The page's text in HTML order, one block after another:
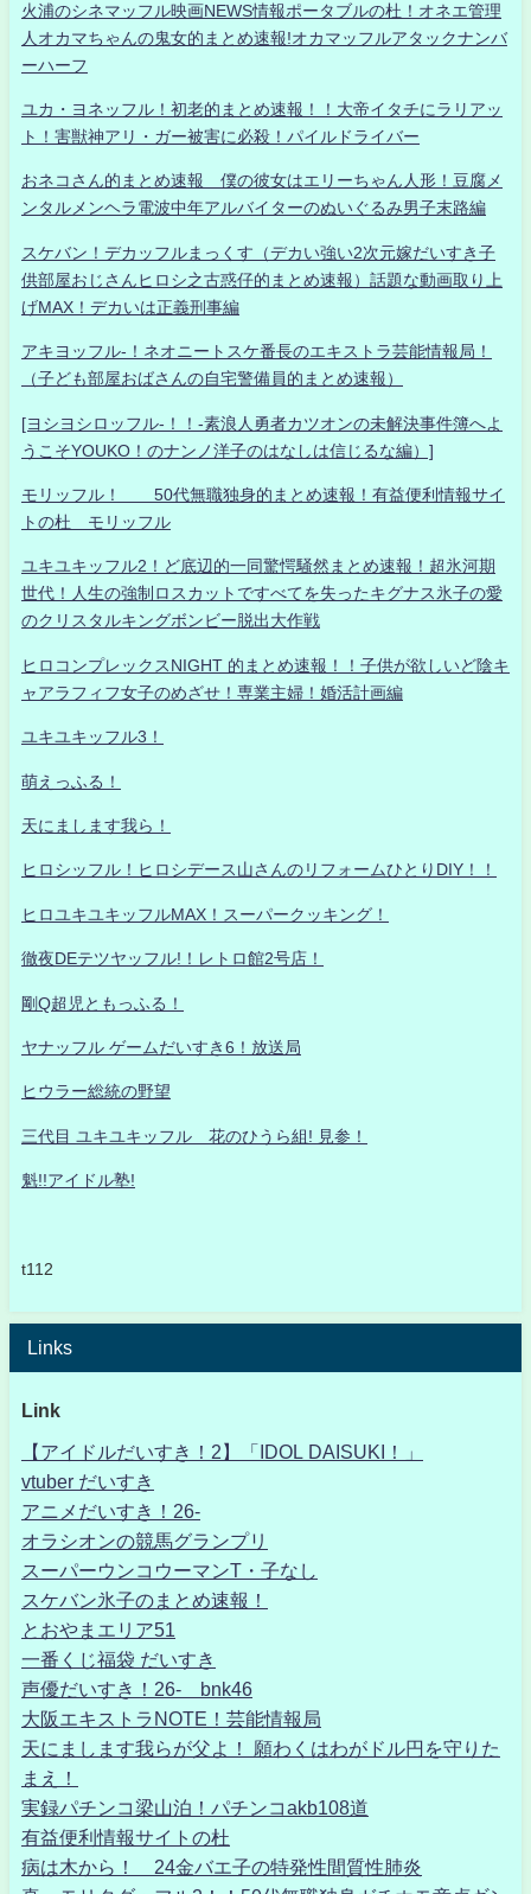
火浦のシネマッフル映画NEWS情報ポータブルの杜！オネエ管理
人オカマちゃんの鬼女的まとめ速報!オカマッフルアタックナンバ
ーハーフ
ユカ・ヨネッフル！初老的まとめ速報！！大帝イタチにラリアッ
ト！害獣神アリ・ガー被害に必殺！パイルドライバー
おネコさん的まとめ速報 僕の彼女はエリーちゃん人形！豆腐メ
ンタルメンヘラ電波中年アルバイターのぬいぐるみ男子末路編
スケバン！デカッフルまっくす（デカい強い2次元嫁だいすき子
供部屋おじさんヒロシ之古惑仔的まとめ速報）話題な動画取り上
げMAX！デカいは正義刑事編
アキヨッフル-！ネオニートスケ番長のエキストラ芸能情報局！
（子ども部屋おばさんの自宅警備員的まとめ速報）
[ヨシヨシロッフル-！！-素浪人勇者カツオンの未解決事件簿へよ
うこそYOUKO！のナンノ洋子のはなしは信じるな編）]
モリッフル！ 50代無職独身的まとめ速報！有益便利情報サイ
トの杜 モリッフル
ユキユキッフル2！ど底辺的一同驚愕騒然まとめ速報！超氷河期
世代！人生の強制ロスカットですべてを失ったキグナス氷子の愛
のクリスタルキングボンビー脱出大作戦
ヒロコンプレックスNIGHT 的まとめ速報！！子供が欲しいど陰キ
ャアラフィフ女子のめざせ！専業主婦！婚活計画編
ユキユキッフル3！
萌えっふる！
天にまします我ら！
ヒロシッフル！ヒロシデース山さんのリフォームひとりDIY！！
ヒロユキユキッフルMAX！スーパークッキング！
徹夜DEテツヤッフル!！レトロ館2号店！
剛Q超児ともっふる！
ヤナッフル ゲームだいすき6！放送局
ヒウラー総統の野望
三代目 ユキユキッフル 花のひうら組! 見参！
魁!!アイドル塾!
t112
Links
Link
【アイドルだいすき！2】「IDOL DAISUKI！」
vtuber だいすき
アニメだいすき！26-
オラシオンの競馬グランプリ
スーパーウンコウーマンT・子なし
スケバン氷子のまとめ速報！
とおやまエリア51
一番くじ福袋 だいすき
声優だいすき！26- bnk46
大阪エキストラNOTE！芸能情報局
天にまします我らが父よ！ 願わくはわがドル円を守りた
まえ！
実録パチンコ梁山泊！パチンコakb108道
有益便利情報サイトの杜
病は木から！ 24金バエ子の特発性間質性肺炎